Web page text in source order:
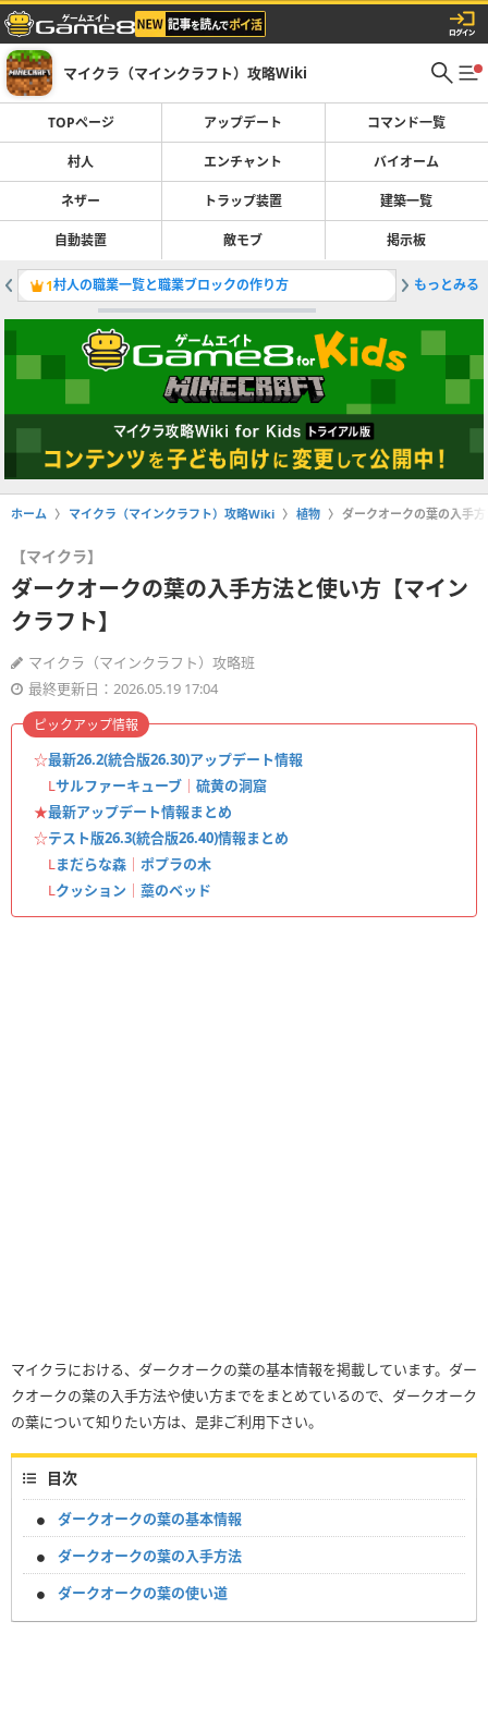
マイクラ（マインクラフト）攻略Wiki
TOPページ アップデート コマンド一覧
村人 エンチャント バイオーム
ネザー トラップ装置 建築一覧
自動装置 敵モブ 掲示板
1村人の職業一覧と職業ブロックの作り方 2最新ア
もっとみる
ホーム マイクラ（マインクラフト）攻略Wiki 植物 ダークオークの葉の入手
【マイクラ】
ダークオークの葉の入手方法と使い方【マイン
クラフト】
マイクラ（マインクラフト）攻略班
最終更新日：2026.05.19 17:04
☆最新26.2(統合版26.30)アップデート情報
Lサルファーキューブ ｜ 硫黄の洞窟
★最新アップデート情報まとめ
☆テスト版26.3(統合版26.40)情報まとめ
Lまだらな森 ｜ ポプラの木
Lクッション ｜ 藁のベッド
ピックアップ情報
マイクラにおける、ダークオークの葉の基本情報を掲載しています。ダー
クオークの葉の入手方法や使い方までをまとめているので、ダークオーク
の葉について知りたい方は、是非ご利用下さい。
目次
ダークオークの葉の基本情報
ダークオークの葉の入手方法
ダークオークの葉の使い道